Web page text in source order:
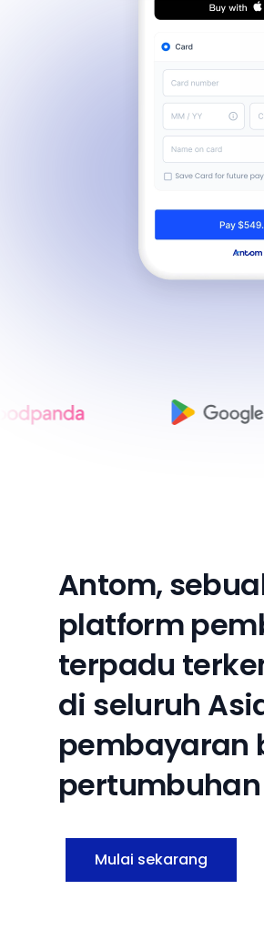
Antom, sebua
platform pem
terpadu terke
di seluruh Asi
pembayaran
pertumbuhan
Mulai sekarang